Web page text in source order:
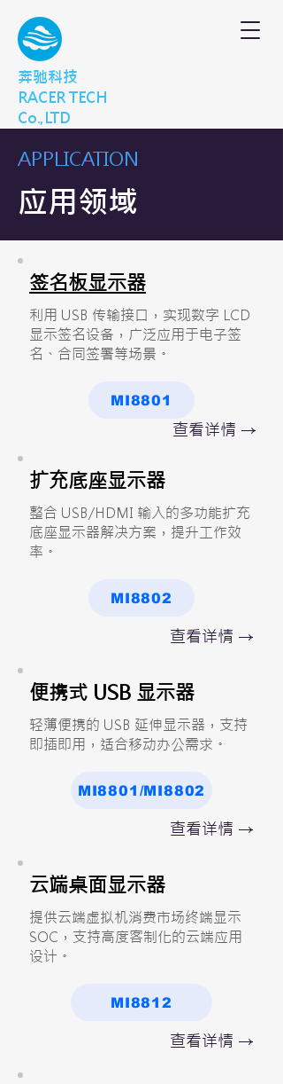
奔驰科技
RACER TECH
Co.,LTD
APPLICATION
应用领域
签名板显示器
利用 USB 传输接口，实现数字 LCD
显示签名设备，广泛应用于电子签
名、合同签署等场景。
MI8801
查看详情 →
扩充底座显示器
整合 USB/HDMI 输入的多功能扩充
底座显示器解决方案，提升工作效
率。
MI8802
查看详情 →
便携式 USB 显示器
轻薄便携的 USB 延伸显示器，支持
即插即用，适合移动办公需求。
MI8801/MI8802
查看详情 →
云端桌面显示器
提供云端虚拟机消费市场终端显示
SOC，支持高度客制化的云端应用
设计。
MI8812
查看详情 →